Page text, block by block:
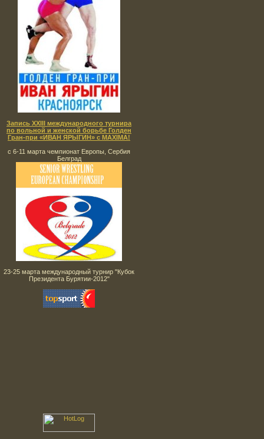
Запись XXIII международного турнира
по вольной и женской борьбе Голден
Гран-при «ИВАН ЯРЫГИН» с MAXIMA!
с 6-11 марта чемпионат Европы, Сербия
Белград
23-25 марта международный турнир "Кубок
Президента Бурятии-2012"